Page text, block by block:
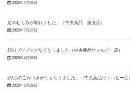
2025年7月31日
足のむくみが取れました。（中央薬品 国見店）
2025年7月27日
顔のブツブツがなくなりました（中央薬品ウィルビー店）
2025年4月28日
顔/肌のごわつきがなくなりました。（中央薬品ウィルビー店）
2025年2月28日